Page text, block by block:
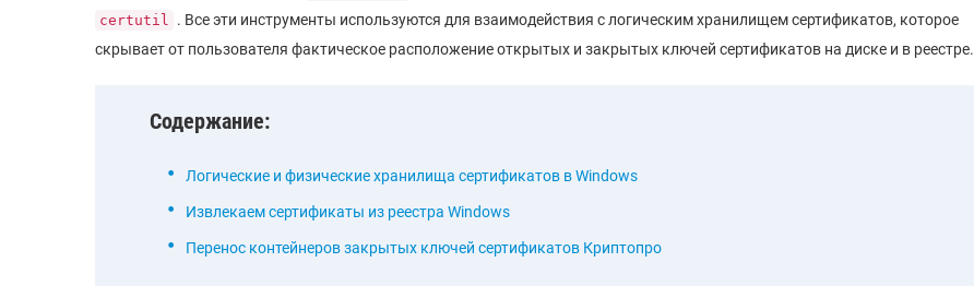
certutil . Все эти инструменты используются для взаимодействия с логическим хранилищем сертификатов, которое
скрывает от пользователя фактическое расположение открытых и закрытых ключей сертификатов на диске и в реестре.
Содержание:
Логические и физические хранилища сертификатов в Windows
Извлекаем сертификаты из реестра Windows
Перенос контейнеров закрытых ключей сертификатов Криптопро